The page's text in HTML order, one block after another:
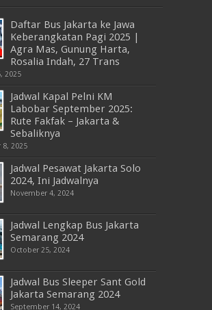
Daftar Bus Jakarta ke Jawa
Keberangkatan Pagi 2025 |
Agra Mas, Gunung Harta,
Rosalia Indah, 27 Trans
2025
Jadwal Kapal Pelni KM
Labobar September 2025:
Rute Fakfak – Jakarta &
Sebaliknya
8, 2025
Jadwal Pesawat Jakarta Solo
2024, Ini Jadwalnya
November 4, 2024
Jadwal Lengkap Bus Jakarta
Semarang 2024
October 25, 2024
Jadwal Bus Sleeper Sant Gold
Jakarta Semarang 2024
September 14, 2024